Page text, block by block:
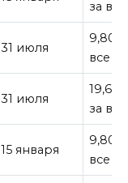
за все
31 июля
все
31 июля
за все
15 января
все